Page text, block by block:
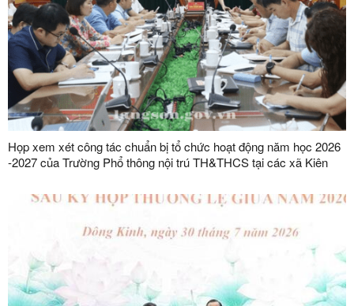
Họp xem xét công tác chuẩn bị tổ chức hoạt động năm học 2026
-2027 của Trường Phổ thông nội trú TH&THCS tại các xã Kiên